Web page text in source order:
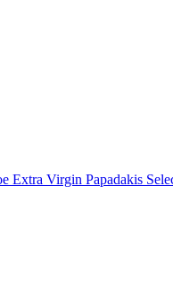
Extra Virgin Papadakis